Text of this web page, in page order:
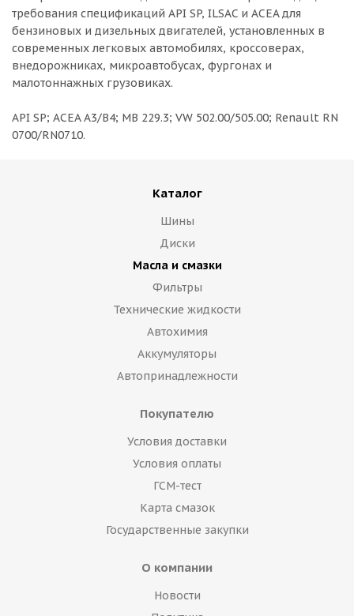
требования спецификаций API SP, ILSAC и ACEA для
бензиновых и дизельных двигателей, установленных в
современных легковых автомобилях, кроссоверах,
внедорожниках, микроавтобусах, фургонах и
малотоннажных грузовиках.
API SP; ACEA A3/B4; MB 229.3; VW 502.00/505.00; Renault RN
0700/RN0710.
Каталог
Шины
Диски
Масла и смазки
Фильтры
Технические жидкости
Автохимия
Аккумуляторы
Автопринадлежности
Покупателю
Условия доставки
Условия оплаты
ГСМ-тест
Карта смазок
Государственные закупки
О компании
Новости